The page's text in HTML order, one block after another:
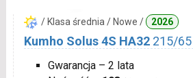
/ Klasa średnia / Nowe / 2026
Kumho Solus 4S HA32 215/65
Gwarancja – 2 lata